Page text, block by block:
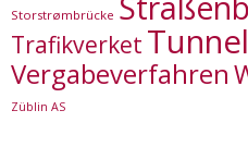
Storstrømbrücke
Trafikverket
Vergabeverfahren
Züblin AS